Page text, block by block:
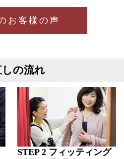
くださいました！
友人知人にも褒められて、アルテ
さんに頼んで本当に良かったと思
せていただいています。
オードリーヘプバーンが映画で着
何年も探しており、私が大好きな
色でした。
やはりサイズが大きく購入を迷っ
ていましたが、色には流行がある
ので、アルテさんにお直しをお願
いする前提で購入しました。
今回もなんで買ったんだろう？と
思われたと思いますが、採寸され
お客様の声
しの流れ
STEP 2 フィッティング